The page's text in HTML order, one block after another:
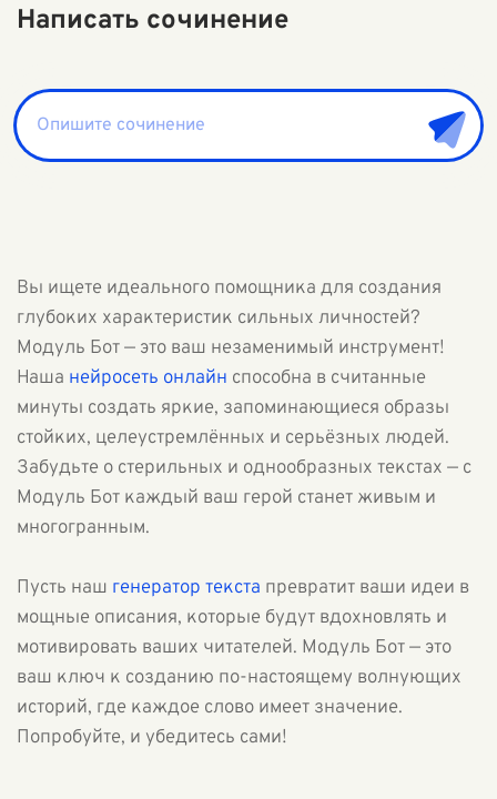
Написать сочинение
Вы ищете идеального помощника для создания
глубоких характеристик сильных личностей?
Модуль Бот — это ваш незаменимый инструмент!
Наша нейросеть онлайн способна в считанные
минуты создать яркие, запоминающиеся образы
стойких, целеустремлённых и серьёзных людей.
Забудьте о стерильных и однообразных текстах — с
Модуль Бот каждый ваш герой станет живым и
многогранным.
Пусть наш генератор текста превратит ваши идеи в
мощные описания, которые будут вдохновлять и
мотивировать ваших читателей. Модуль Бот — это
ваш ключ к созданию по-настоящему волнующих
историй, где каждое слово имеет значение.
Попробуйте, и убедитесь сами!